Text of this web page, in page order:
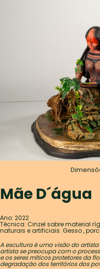
Mãe D´água
Ano: 2022
Técnica: Cinzel sobre material
naturais e artificiais. Gesso ,
A escultura é uma visão do
artista se preocupa com o
e os seres míticos protetores da
degradação dos territórios dos